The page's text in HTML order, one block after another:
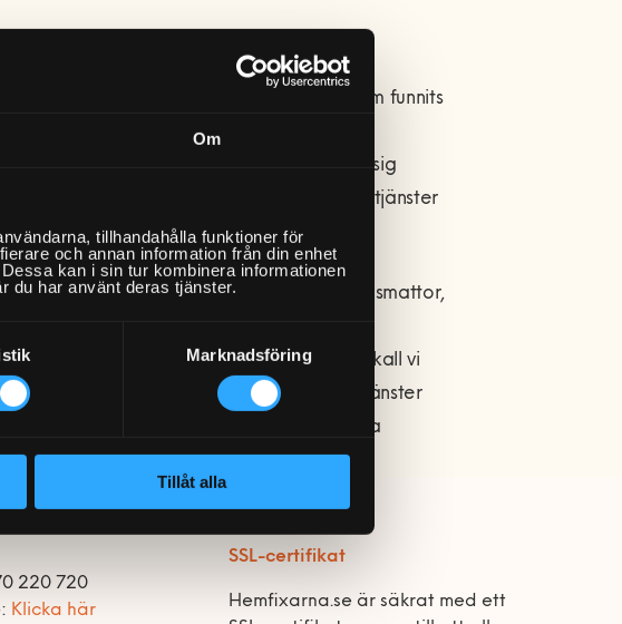
Om
tillhandahålla funktioner för
och annan information från din enhet
kan i sin tur kombinera informationen
du har använt deras tjänster.
Marknadsföring
Tillåt alla
största handelskoncern, Kesko Oyj som funnits
i Sverige och knappt 1000 medarbetare. I
till rejält virke med focus på förstklassig
tog man steget in i tjänster
Hemfixarna.
hemma. Inledningsvis är det möbler, studsmattor,
beställer på nätet eller i butiken skall vi
förväntar sig av sin nyköpta produkt. Tjänster
och vi skall tillsammans framöver utöka
220 720
Klicka här
SSL-certifikat
Hemfixarna.se är säkrat med ett